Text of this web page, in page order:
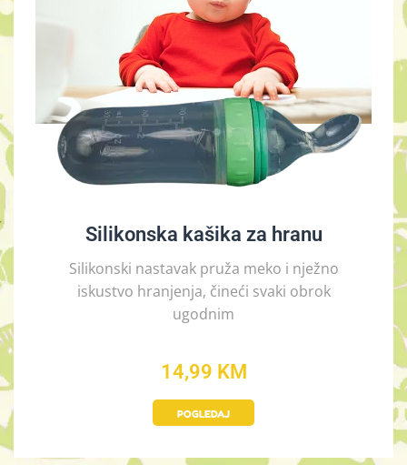
Silikonska kašika za hranu
Silikonski nastavak pruža meko i nježno
iskustvo hranjenja, čineći svaki obrok
ugodnim
14,99 KM
POGLEDAJ